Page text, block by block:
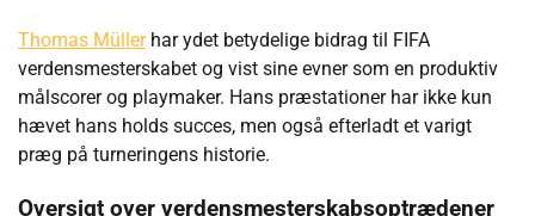
Thomas Müllerhar ydet betydelige bidrag til FIFA
verdensmesterskabet og vist sine evner som en produktiv
målscorer og playmaker. Hans præstationer har ikke kun
hævet hans holds succes, men også efterladt et varigt
præg på turneringens historie.
Oversigt over verdensmesterskabsoptrædener